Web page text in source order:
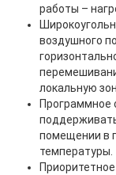
работы –
воздушного
локальную
Программное
помещении в
температуры.